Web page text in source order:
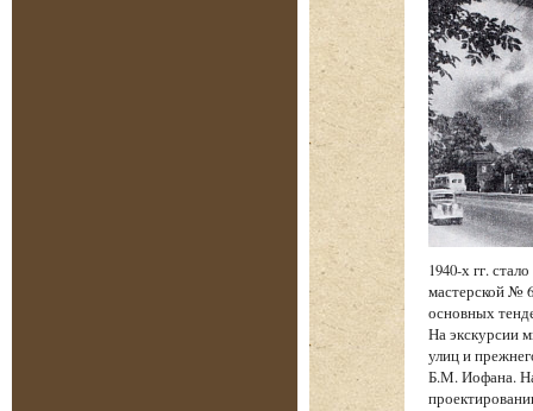
1940-х гг.
мастерской №
основных
На экскурсии
улиц и
Б.М. Иофана.